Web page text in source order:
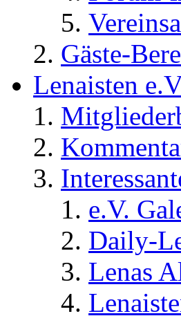
Gäste-
Lenaisten
e.V.
Daily-
Lenas